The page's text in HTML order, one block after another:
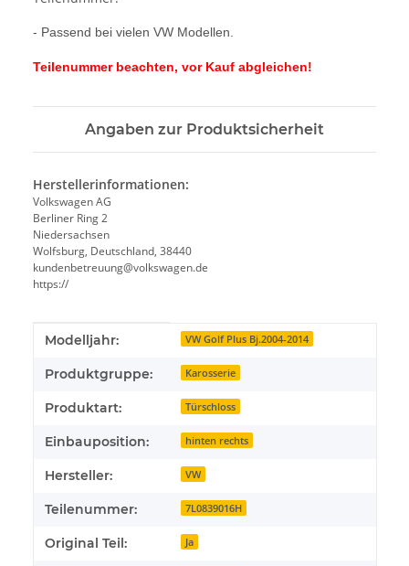
- Passend bei vielen VW Modellen.
Teilenummer beachten, vor Kauf abgleichen!
Angaben zur Produktsicherheit
Herstellerinformationen:
Volkswagen AG
Berliner Ring 2
Niedersachsen
Wolfsburg, Deutschland, 38440
kundenbetreuung@volkswagen.de
https://
Produkteigenschaft
Wert
Modelljahr: VW Golf Plus Bj.2004-2014
Produktgruppe: Karosserie
Produktart: Türschloss
Einbauposition: hinten rechts
Hersteller: VW
Teilenummer: 7L0839016H
Original Teil: Ja